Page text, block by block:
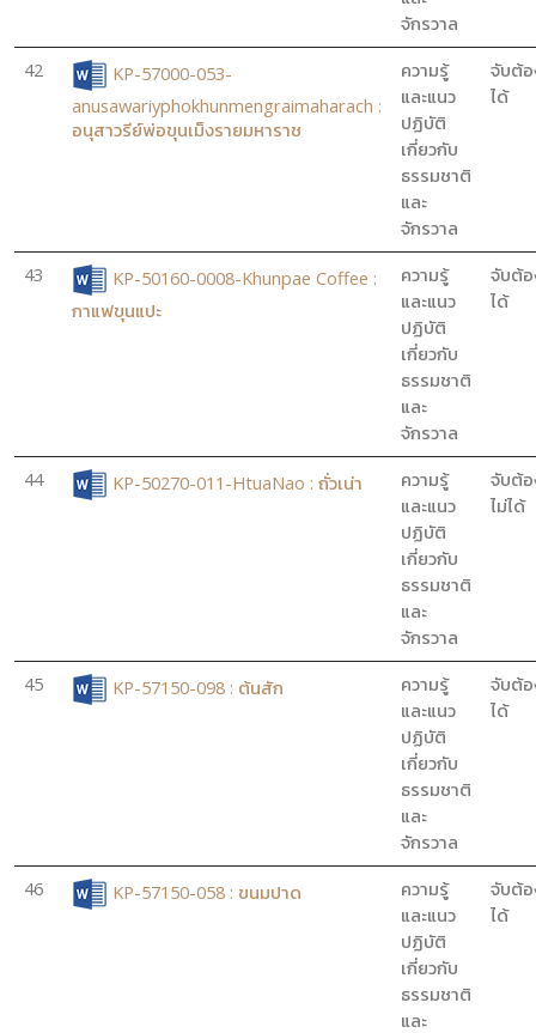
จักรวาล
42
KP-57000-053-
anusawariyphokhunmengraimaharach :
อนุสาวรีย์พ่อขุนเม็งรายมหาราช
ความรู้
และแนว
ปฏิบัติ
เกี่ยวกับ
ธรรมชาติ
และ
จักรวาล
จับต้
ได้
43
KP-50160-0008-Khunpae Coffee :
กาแฟขุนแปะ
ความรู้
และแนว
ปฏิบัติ
เกี่ยวกับ
ธรรมชาติ
และ
จักรวาล
จับต้
ได้
44 KP-50270-011-HtuaNao : ถั่วเน่า
ความรู้
และแนว
ปฏิบัติ
เกี่ยวกับ
ธรรมชาติ
และ
จักรวาล
จับต้
ไม่ได้
45 KP-57150-098 : ต้นสัก
ความรู้
และแนว
ปฏิบัติ
เกี่ยวกับ
ธรรมชาติ
และ
จักรวาล
จับต้
ได้
46 KP-57150-058 : ขนมปาด
ความรู้
และแนว
ปฏิบัติ
เกี่ยวกับ
ธรรมชาติ
และ
จับต้
ได้